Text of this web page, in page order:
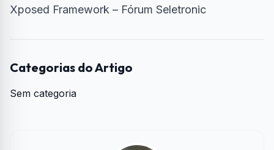
Xposed Framework – Fórum Seletronic
Categorias do Artigo
Sem categoria